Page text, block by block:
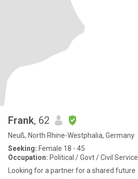
Frank, 62
Neuß, North Rhine-Westphalia, Germany
Seeking: Female 18 - 45
Occupation: Political / Govt / Civil Service
Looking for a partner for a shared future